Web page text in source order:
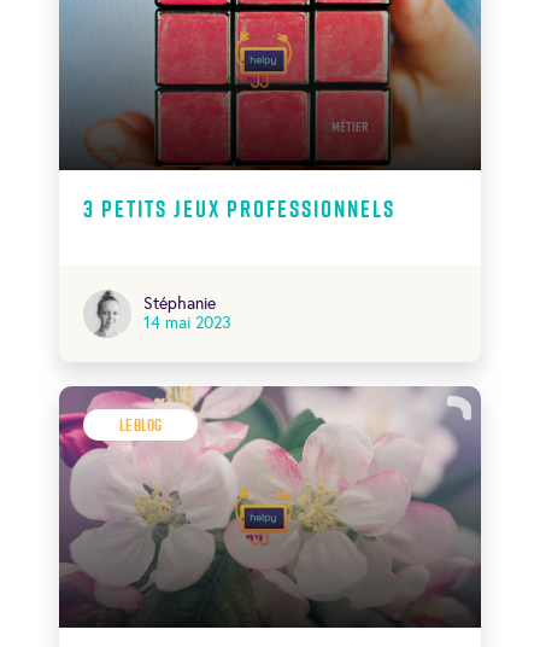
3 petits jeux professionnels
Stéphanie
14 mai 2023
Le Blog